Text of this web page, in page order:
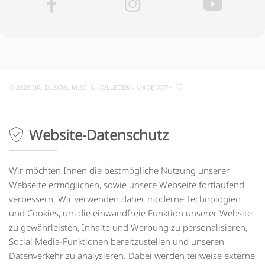
© 2026 DR. DUSCHL M.SC. & KOLLEGEN - MADE WITH
Drücken
Sie
um
durch
Optionen
zu
navigieren.
ESC
lehnt
Website-Datenschutz
Wir möchten Ihnen die bestmögliche Nutzung unserer
Webseite ermöglichen, sowie unsere Webseite fortlaufend
verbessern. Wir verwenden daher moderne Technologien
und Cookies, um die einwandfreie Funktion unserer Website
zu gewährleisten, Inhalte und Werbung zu personalisieren,
Social Media-Funktionen bereitzustellen und unseren
Datenverkehr zu analysieren. Dabei werden teilweise externe